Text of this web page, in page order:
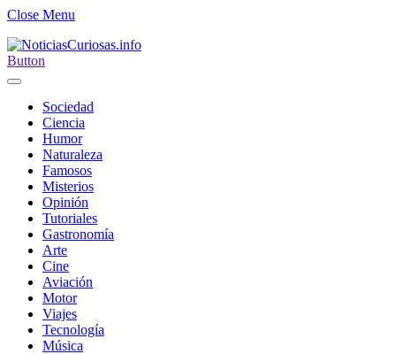
Close Menu
Button
Sociedad
Ciencia
Humor
Naturaleza
Famosos
Misterios
Opinión
Tutoriales
Gastronomía
Arte
Cine
Aviación
Motor
Viajes
Tecnología
Música